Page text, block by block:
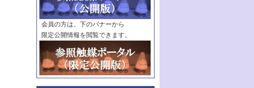
会員の方は、下のバナーから
限定公開情報を閲覧できます。